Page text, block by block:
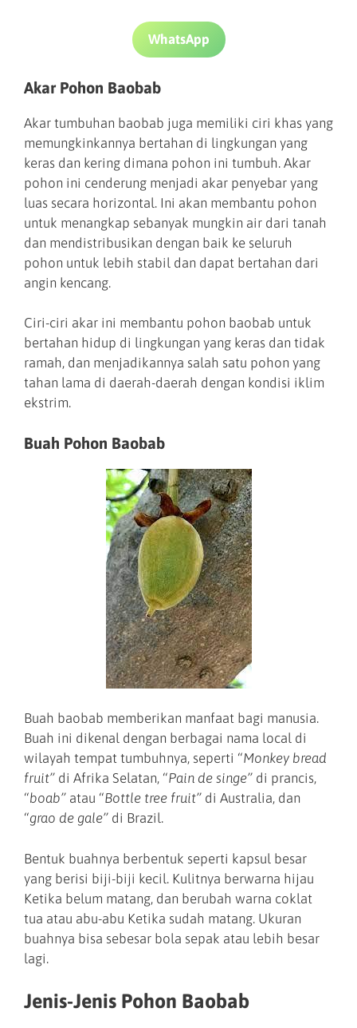
WhatsApp
Akar Pohon Baobab
Akar tumbuhan baobab juga memiliki ciri khas yang
memungkinkannya bertahan di lingkungan yang
keras dan kering dimana pohon ini tumbuh. Akar
pohon ini cenderung menjadi akar penyebar yang
luas secara horizontal. Ini akan membantu pohon
untuk menangkap sebanyak mungkin air dari tanah
dan mendistribusikan dengan baik ke seluruh
pohon untuk lebih stabil dan dapat bertahan dari
angin kencang.
Ciri-ciri akar ini membantu pohon baobab untuk
bertahan hidup di lingkungan yang keras dan tidak
ramah, dan menjadikannya salah satu pohon yang
tahan lama di daerah-daerah dengan kondisi iklim
ekstrim.
Buah Pohon Baobab
Buah baobab memberikan manfaat bagi manusia.
Buah ini dikenal dengan berbagai nama local di
wilayah tempat tumbuhnya, seperti “Monkey bread
fruit” di Afrika Selatan, “Pain de singe” di prancis,
“boab” atau “Bottle tree fruit” di Australia, dan
“grao de gale” di Brazil.
Bentuk buahnya berbentuk seperti kapsul besar
yang berisi biji-biji kecil. Kulitnya berwarna hijau
Ketika belum matang, dan berubah warna coklat
tua atau abu-abu Ketika sudah matang. Ukuran
buahnya bisa sebesar bola sepak atau lebih besar
lagi.
Jenis-Jenis Pohon Baobab